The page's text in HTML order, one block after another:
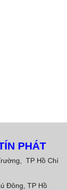
PHÁT
TP Hồ Chí
Đông, TP Hồ